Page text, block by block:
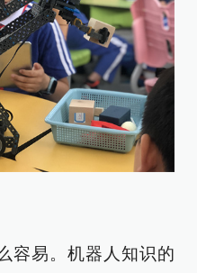
容易。机器人知识的